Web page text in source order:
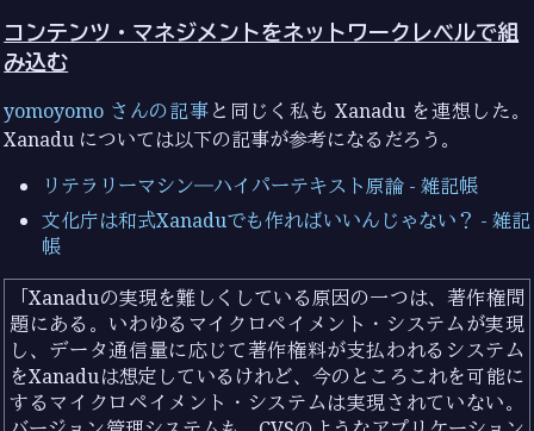
コンテンツ・マネジメントをネットワークレベルで組
み込む
yomoyomo さんの記事と同じく私も Xanadu を連想した。
Xanadu については以下の記事が参考になるだろう。
リテラリーマシン―ハイパーテキスト原論 - 雑記帳
文化庁は和式Xanaduでも作ればいいんじゃない？ - 雑記
帳
Xanaduの実現を難しくしている原因の一つは、著作権問
題にある。いわゆるマイクロペイメント・システムが実現
し、データ通信量に応じて著作権料が支払われるシステム
をXanaduは想定しているけれど、今のところこれを可能に
するマイクロペイメント・システムは実現されていない。